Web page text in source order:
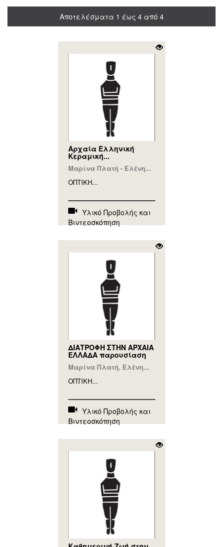
Αποτελέσματα 1 έως 4 από 4
Αρχαία Ελληνική
Κεραμική...
Μαρίνα Πλατή - Ελένη...
ΟΠΤΙΚΗ...
Υλικό Προβολής και
Βιντεοσκόπηση
ΔΙΑΤΡΟΦΗ ΣΤΗΝ ΑΡΧΑΙΑ
ΕΛΛΑΔΑ παρουσίαση
Μαρίνα Πλατή, Ελένη...
ΟΠΤΙΚΗ...
Υλικό Προβολής και
Βιντεοσκόπηση